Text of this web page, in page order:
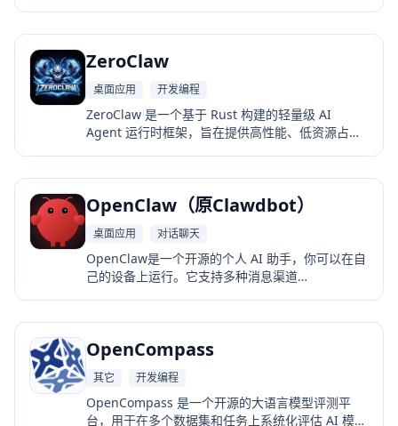
手、自动化任务执行和多平台机器人功能。
ZeroClaw
桌面应用 开发编程
ZeroClaw 是一个基于 Rust 构建的轻量级 AI
Agent 运行时框架，旨在提供高性能、低资源占用
OpenClaw（原Clawdbot）
桌面应用 对话聊天
OpenClaw是一个开源的个人 AI 助手，你可以在自
己的设备上运行。它支持多种消息渠道
保快速、安全和始终在线的体验。
OpenCompass
其它 开发编程
OpenCompass 是一个开源的大语言模型评测平
台，用于在多个数据集和任务上系统化评估 AI 模型